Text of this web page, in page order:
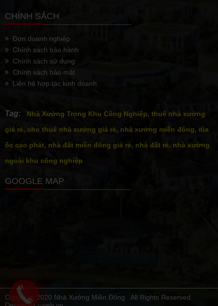
CHÍNH SÁCH
Đơn doanh nghiệp
Chính sách bảo hành
Chính sách sử dụng
Chính sách bảo mật
Liên hệ hợp tác kinh doanh
Tag:
Nhà Xưởng Trong Khu Công Nghiệp, thuê nhà xưởng
giá rẻ, cho thuê nhà xưởng giá rẻ, nhà xưởng miền đông, dịa
ốc cao phát, nhà đất miền đông giá rẻ, nhà đất rẻ, nhà xưởng
ngoài khu công nghiệp
GOOGLE MAP
Copyright 2020 Nhà Xưởng Miền Đông . All Rights Reserved.